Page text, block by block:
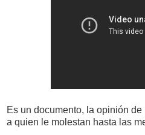
Es un documento, la opinión
a quien le molestan hasta las